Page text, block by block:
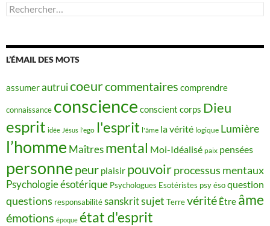
Rechercher :
L’ÉMAIL DES MOTS
assumerautruicoeurcommentaires comprendre
connaissance conscience conscient corps Dieu
esprit idée Jésus l'ego l'esprit l'âme la vérité logique Lumière
l’homme Maîtres mental Moi-Idéalisé paix pensées
personne peur plaisir pouvoirprocessus mentaux
Psychologie ésotérique Psychologues Esotéristes psy ésoquestion
questions responsabilitésanskritsujet Terrevérité Être âme
émotions époque état d'esprit